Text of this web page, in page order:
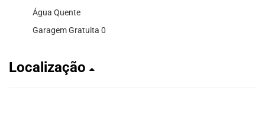
Água Quente
Garagem Gratuita 0
Localização